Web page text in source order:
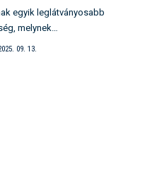
egyik leglátványosabb
melynek…
09. 13.